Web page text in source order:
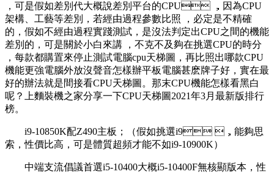
，可是假如差別代大概說差別平台的CPU ，因為CPU
架構 、工藝等差別，若經由過程參數比照 ，必定是不精確
的，假如不經由過程實踐測試，是沒法判定出CPU之間的機能
差別的 ，可是關於小白來講 ，不克不及夠在挑選CPU的時分
，每款都購置來停止測試電腦cpu天梯圖，再比照出哪款CPU
機能更強電腦外放沒聲音怎樣辦平板電腦甚麽牌子好，實在最
好的辦法就是間接看CPU天梯圖。那末CPU機能怎樣看黑白
呢？上麵裝機之家分享一下CPU天梯圖2021年3月最新版排行
榜。
i9-10850K配Z490主板；（假如挑選i9 ，能夠思
索，性價比高，可是體質超頻才能不如i9-10900K）
中端支流倡議首選i5-10400大概i5-10400F無核顯版本 ，性